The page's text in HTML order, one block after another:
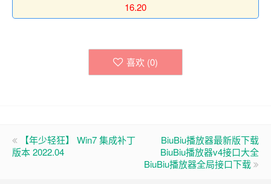
16.20
喜欢 (0)
【年少轻狂】 Win7 集成补丁
版本 2022.04
BiuBiu播放器最新版下载
BiuBiu播放器v4接口大全
BiuBiu播放器全局接口下载